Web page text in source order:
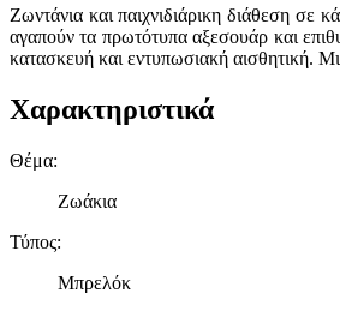
Ζωντάνια και παιχνιδιάρικη διάθεση
αγαπούν τα πρωτότυπα αξεσουάρ και
κατασκευή και εντυπωσιακή αισθητική.
Χαρακτηριστικά
Θέμα:
Ζωάκια
Τύπος:
Μπρελόκ